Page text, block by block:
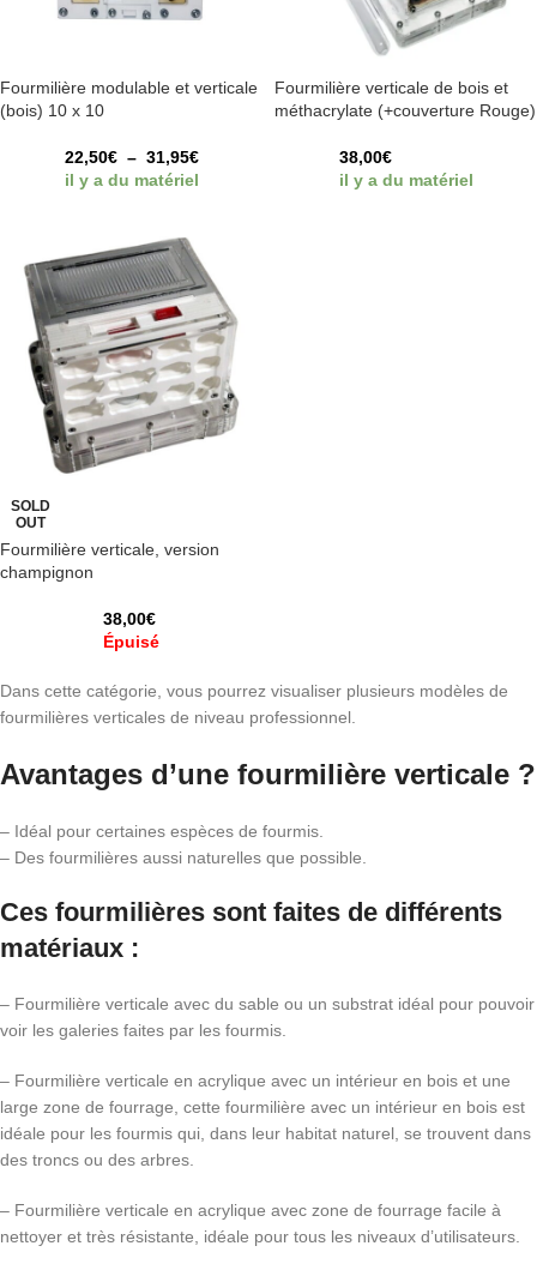
Fourmilière modulable et verticale
(bois) 10 x 10
22,50€ – 31,95€
il y a du matériel
Fourmilière verticale de bois et
méthacrylate (+couverture Rouge)
38,00€
il y a du matériel
SOLD
OUT
Fourmilière verticale, version
champignon
38,00€
Épuisé
Dans cette catégorie, vous pourrez visualiser plusieurs modèles de
fourmilières verticales de niveau professionnel.
Avantages d’une fourmilière verticale ?
– Idéal pour certaines espèces de fourmis.
– Des fourmilières aussi naturelles que possible.
Ces fourmilières sont faites de différents
matériaux :
– Fourmilière verticale avec du sable ou un substrat idéal pour pouvoir
voir les galeries faites par les fourmis.
– Fourmilière verticale en acrylique avec un intérieur en bois et une
large zone de fourrage, cette fourmilière avec un intérieur en bois est
idéale pour les fourmis qui, dans leur habitat naturel, se trouvent dans
des troncs ou des arbres.
– Fourmilière verticale en acrylique avec zone de fourrage facile à
nettoyer et très résistante, idéale pour tous les niveaux d’utilisateurs.